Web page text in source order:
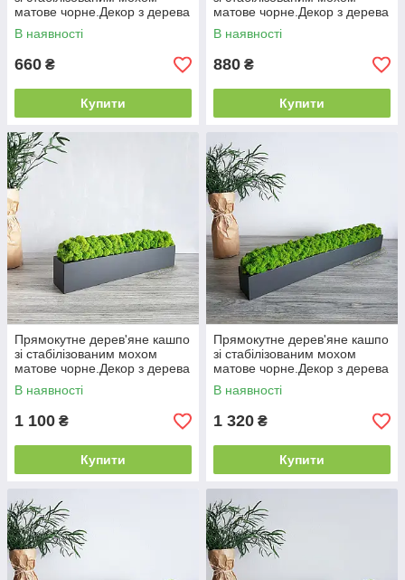
матове чорне.Декор з дерева
30 см
В наявності
660 ₴
Купити
матове чорне.Декор з дерева
40 см
В наявності
880 ₴
Купити
Прямокутне дерев'яне кашпо
зі стабілізованим мохом
матове чорне.Декор з дерева
50 см
В наявності
1 100 ₴
Купити
Прямокутне дерев'яне кашпо
зі стабілізованим мохом
матове чорне.Декор з дерева
60 см
В наявності
1 320 ₴
Купити